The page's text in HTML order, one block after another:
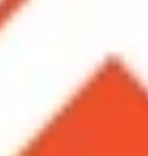
đôi làm dậy sóng cộng đồng